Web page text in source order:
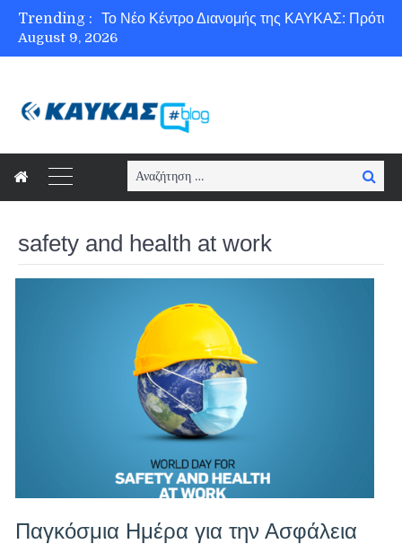
Trending :
Ασφάλεια στο Διαδίκτυο για όλους!
August 9, 2026
Search
for:
safety and health at work
Παγκόσμια Ημέρα για την Ασφάλεια